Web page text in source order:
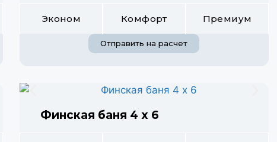
Эконом Комфорт Премиум
Отправить на расчет
Финская баня 4 х 6